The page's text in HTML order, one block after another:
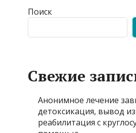
Поиск
Свежие
Анонимное лечение
детоксикация, вывод
реабилитация с